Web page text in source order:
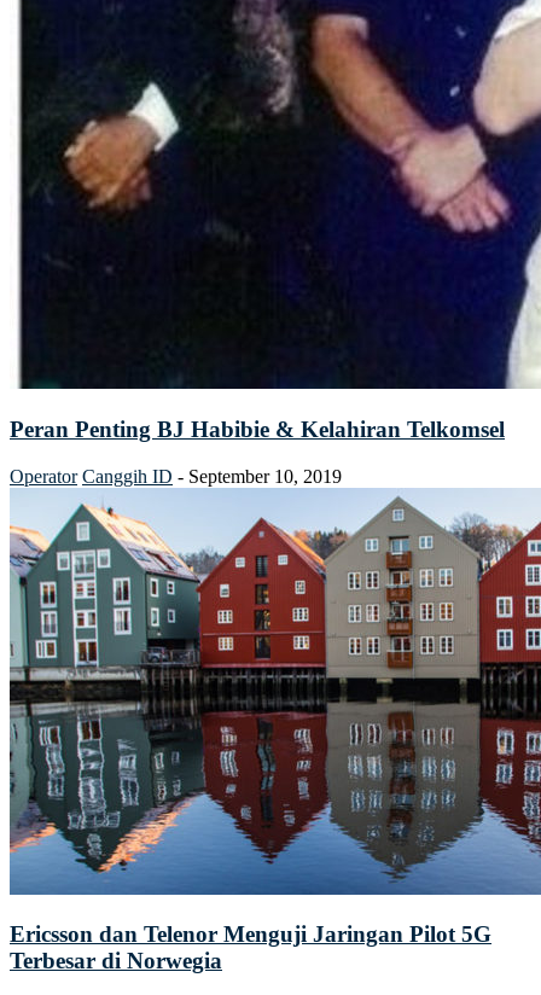
Peran Penting BJ Habibie & Kelahiran Telkomsel
Operator Canggih ID - September 10, 2019
Ericsson dan Telenor Menguji Jaringan Pilot 5G
Terbesar di Norwegia